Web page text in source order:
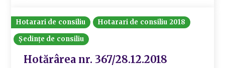
Hotarari de consiliu
Hotarari de consiliu 2018
Ședințe de consiliu
Hotărârea nr. 367/28.12.2018